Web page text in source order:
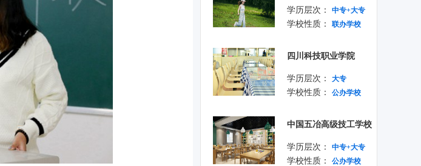
学历层次： 中专+大专
学校性质： 联办学校
四川科技职业学院
学历层次： 大专
学校性质： 公办学校
中国五冶高级技工学校
学历层次： 中专+大专
学校性质： 公办学校